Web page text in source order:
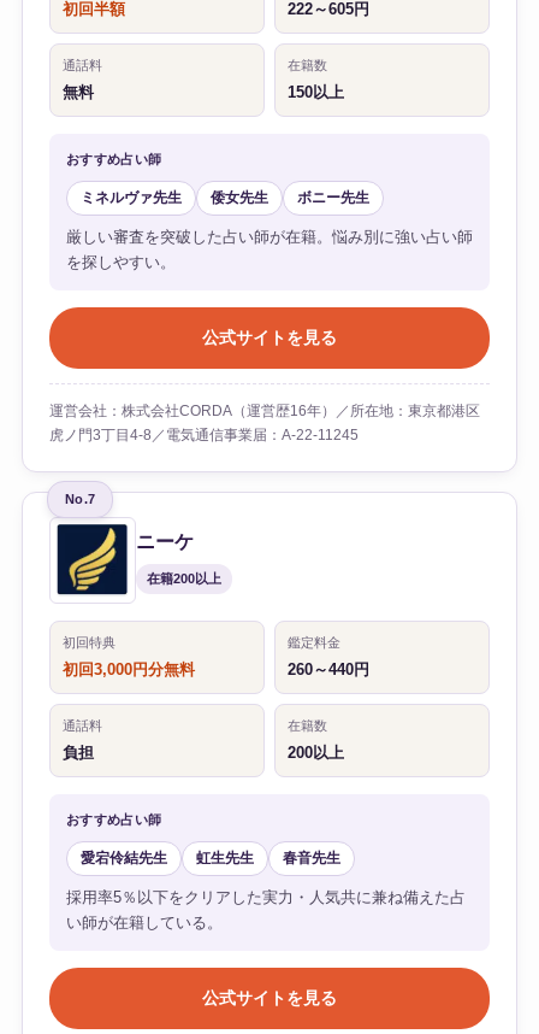
初回半額 222～605円
通話料
無料
在籍数
150以上
おすすめ占い師
ミネルヴァ先生 倭女先生 ボニー先生
厳しい審査を突破した占い師が在籍。悩み別に強い占い師
を探しやすい。
公式サイトを見る
運営会社：株式会社CORDA（運営歴16年）／所在地：東京都港区
虎ノ門3丁目4-8／電気通信事業届：A-22-11245
No.7
ニーケ
在籍200以上
初回特典
初回3,000円分無料
鑑定料金
260～440円
通話料
負担
在籍数
200以上
おすすめ占い師
愛宕伶結先生 虹生先生 春音先生
採用率5％以下をクリアした実力・人気共に兼ね備えた占
い師が在籍している。
公式サイトを見る